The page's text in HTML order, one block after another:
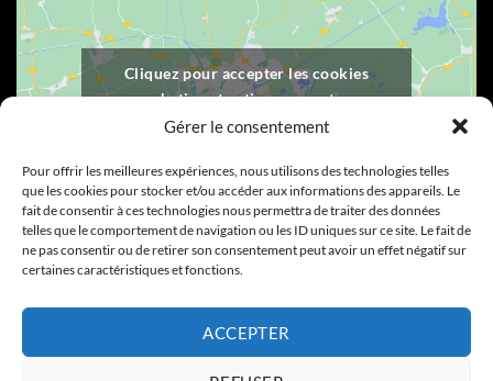
Gérer le consentement
Pour offrir les meilleures expériences, nous utilisons des technologies telles
que les cookies pour stocker et/ou accéder aux informations des appareils. Le
fait de consentir à ces technologies nous permettra de traiter des données
telles que le comportement de navigation ou les ID uniques sur ce site. Le fait de
ne pas consentir ou de retirer son consentement peut avoir un effet négatif sur
certaines caractéristiques et fonctions.
ACCEPTER
Cliquez pour accepter les cookies
marketing et activer ce contenu
Copyright 2026 ©Chatillon Chocolat - Une réalisationDigital